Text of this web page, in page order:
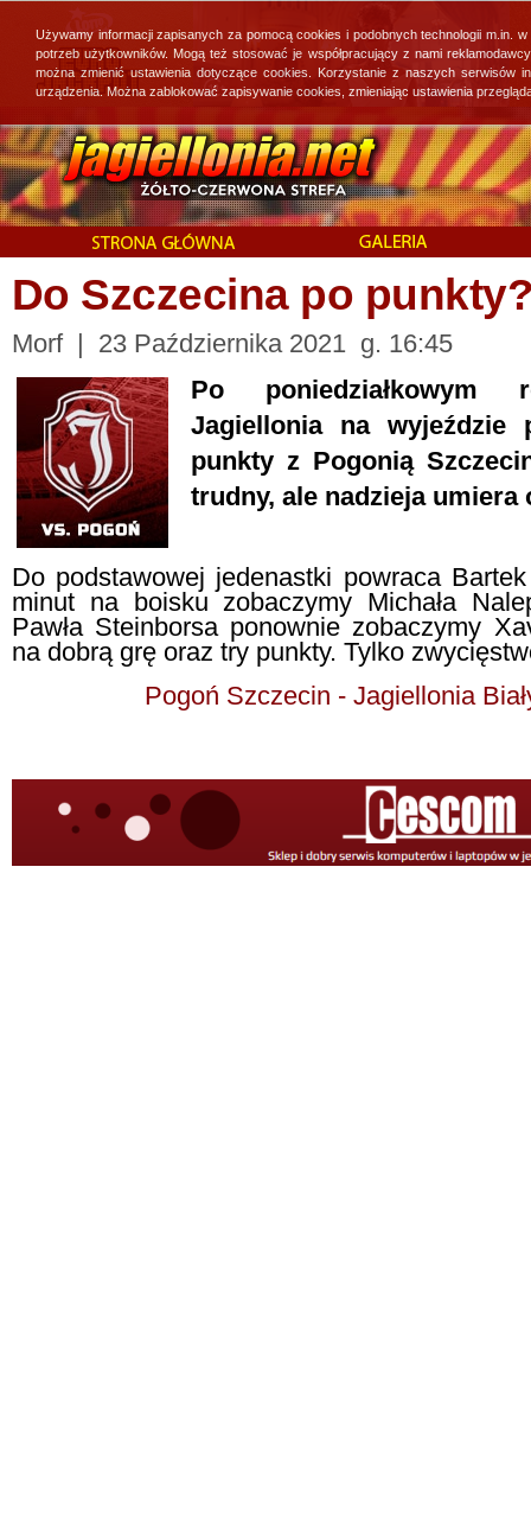
Do Szczecina po
Morf | 23 Października 2021 g. 16:45
Po poniedziałkowym
Jagiellonia na wyjeździe
punkty z Pogonią
trudny, ale nadzieja umiera
Do podstawowej jedenastki powraca
minut na boisku zobaczymy Michała
Pawła Steinborsa ponownie zobaczymy
na dobrą grę oraz try punkty. Tylko
Pogoń Szczecin - Jagiellonia
Używamy informacji zapisanych za pomocą cookies i podobnych technologii
potrzeb użytkowników. Mogą też stosować je współpracujący z nami
można zmienić ustawienia dotyczące cookies. Korzystanie z naszych
urządzenia. Można zablokować zapisywanie cookies, zmieniając ustawienia